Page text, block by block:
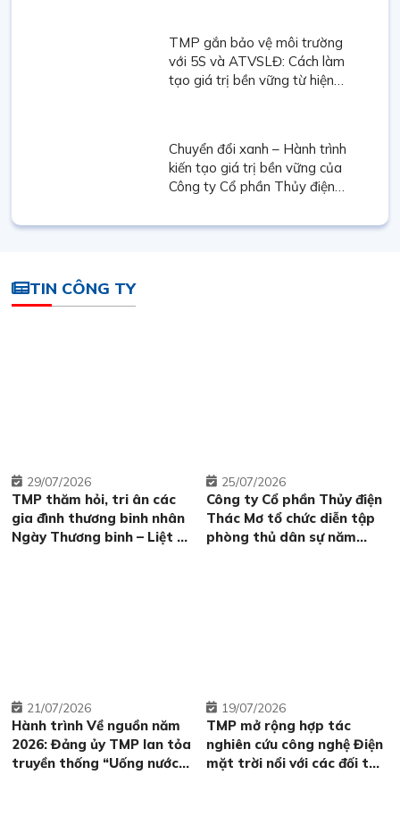
TMP gắn bảo vệ môi trường
với 5S và ATVSLĐ: Cách làm
tạo giá trị bền vững từ hiện
Chuyển đổi xanh – Hành trình
kiến tạo giá trị bền vững của
Công ty Cổ phần Thủy điện
TIN CÔNG TY
TMP thăm hỏi, tri ân các
gia đình thương binh nhân
Ngày Thương binh – Liệt sĩ
29 07/2026
Công ty Cổ phần Thủy điện
Thác Mơ tổ chức diễn tập
phòng thủ dân sự năm
25 07/2026
Hành trình Về nguồn năm
2026: Đảng ủy TMP lan tỏa
truyền thống “Uống nước
21 07/2026
TMP mở rộng hợp tác
nghiên cứu công nghệ Điện
mặt trời nổi với các đối tác
19 07/2026